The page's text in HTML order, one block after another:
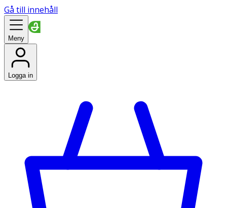
Gå till innehåll
Meny
Logga in